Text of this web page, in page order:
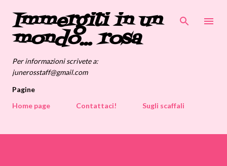
Passa ai contenuti principali
Immergiti in un
mondo... rosa
Per informazioni scrivete a:
junerosstaff@gmail.com
Pagine
Home page
Contattaci! Sugli scaffali